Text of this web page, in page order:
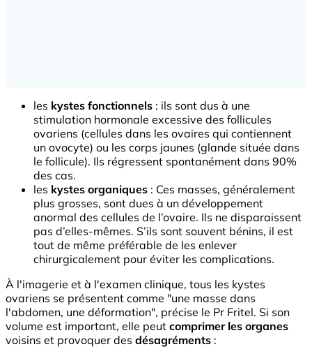
les kystes fonctionnels : ils sont dus à une
stimulation hormonale excessive des follicules
ovariens (cellules dans les ovaires qui contiennent
un ovocyte) ou les corps jaunes (glande située dans
le follicule). Ils régressent spontanément dans 90%
des cas.
les kystes organiques : Ces masses, généralement
plus grosses, sont dues à un développement
anormal des cellules de l’ovaire. Ils ne disparaissent
pas d’elles-mêmes. S’ils sont souvent bénins, il est
tout de même préférable de les enlever
chirurgicalement pour éviter les complications.
À l'imagerie et à l'examen clinique, tous les kystes
ovariens se présentent comme "une masse dans
l'abdomen, une déformation", précise le Pr Fritel. Si son
volume est important, elle peut comprimer les organes
voisins et provoquer des désagréments :